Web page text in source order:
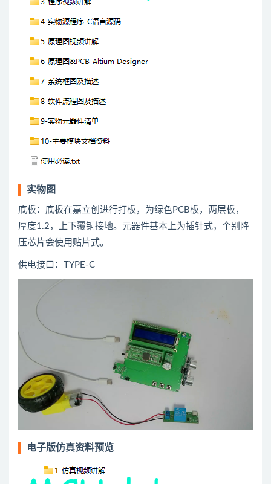
实物图
底板：底板在嘉立创进行打板，为绿色PCB板，两层板，
厚度1.2，上下覆铜接地。元器件基本上为插针式，个别降
压芯片会使用贴片式。
供电接口：TYPE-C
电子版仿真资料预览